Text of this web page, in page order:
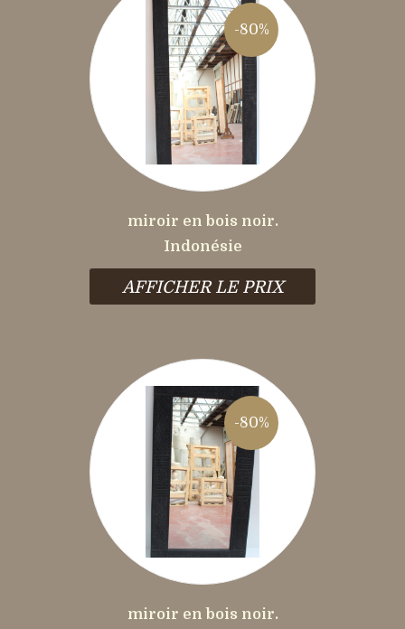
-80%
miroir en bois noir.
Indonésie
AFFICHER LE PRIX
-80%
miroir en bois noir.